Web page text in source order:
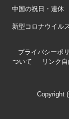
中国の祝日・連休
新型コロナウイル
プライバシーポ
ついて
リンク
Copyright